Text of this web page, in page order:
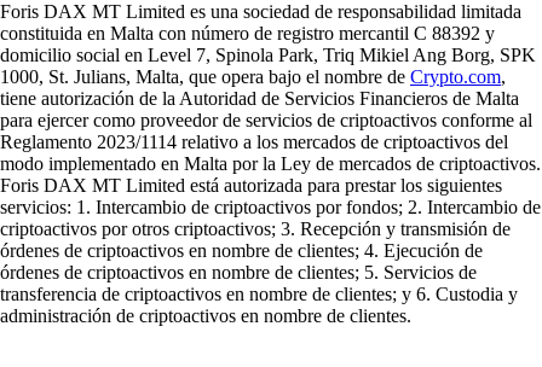
Foris DAX MT Limited es una sociedad de responsabilidad limitada
constituida en Malta con número de registro mercantil C 88392 y
domicilio social en Level 7, Spinola Park, Triq Mikiel Ang Borg, SPK
1000, St. Julians, Malta, que opera bajo el nombre de Crypto.com,
tiene autorización de la Autoridad de Servicios Financieros de Malta
para ejercer como proveedor de servicios de criptoactivos conforme al
Reglamento 2023/1114 relativo a los mercados de criptoactivos del
modo implementado en Malta por la Ley de mercados de criptoactivos.
Foris DAX MT Limited está autorizada para prestar los siguientes
servicios: 1. Intercambio de criptoactivos por fondos; 2. Intercambio de
criptoactivos por otros criptoactivos; 3. Recepción y transmisión de
órdenes de criptoactivos en nombre de clientes; 4. Ejecución de
órdenes de criptoactivos en nombre de clientes; 5. Servicios de
transferencia de criptoactivos en nombre de clientes; y 6. Custodia y
administración de criptoactivos en nombre de clientes.